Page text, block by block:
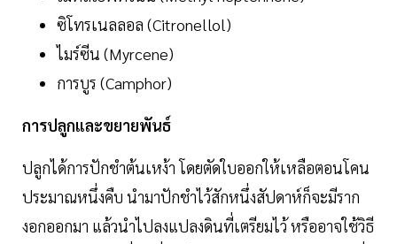
ซิโทรเนลลอล (Citronellol)
ไมร์ซีน (Myrcene)
การบูร (Camphor)
การปลูกและขยายพันธ์
ปลูกได้การปักชำต้นเหง้า โดยตัดใบออกให้เหลือตอนโคน
ประมาณหนึ่งคืบ นำมาปักชำไว้สักหนึ่งสัปดาห์ก็จะมีราก
งอกออกมา แล้วนำไปลงแปลงดินที่เตรียมไว้ หรืออาจใช้วิธี